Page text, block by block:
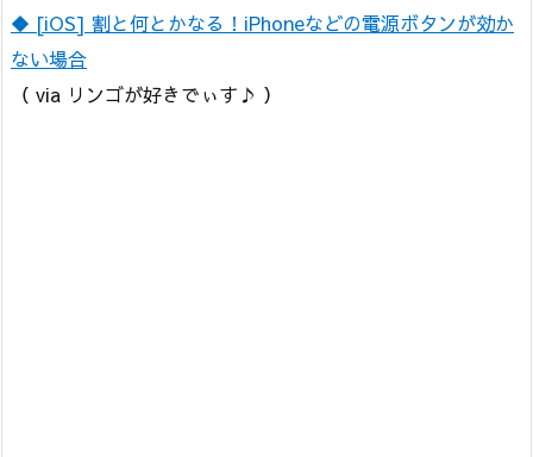
◆ [iOS] 割と何とかなる！iPhoneなどの電源ボタンが効か
ない場合
（ via リンゴが好きでぃす♪ ）